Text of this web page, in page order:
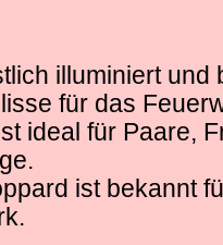
illuminiert und
für das
ideal für Paare,
ist bekannt